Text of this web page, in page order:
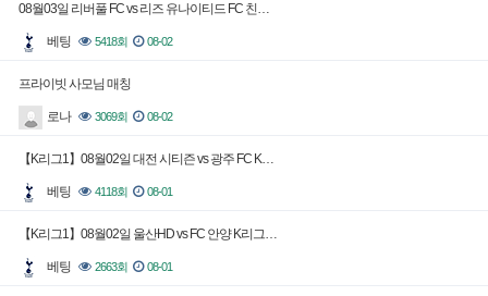
08월03일 리버풀 FC vs 리즈 유나이티드 FC 친…
베팅 5418회 08-02
프라이빗 사모님 매칭
로나 3069회 08-02
【K리그1】08월02일 대전 시티즌 vs 광주 FC K…
베팅 4118회 08-01
【K리그1】08월02일 울산HD vs FC 안양 K리그…
베팅 2663회 08-01